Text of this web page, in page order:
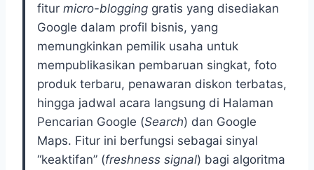
fitur micro-blogging gratis yang disediakan
Google dalam profil bisnis, yang
memungkinkan pemilik usaha untuk
mempublikasikan pembaruan singkat, foto
produk terbaru, penawaran diskon terbatas,
hingga jadwal acara langsung di Halaman
Pencarian Google (Search) dan Google
Maps. Fitur ini berfungsi sebagai sinyal
“keaktifan” (freshness signal) bagi algoritma